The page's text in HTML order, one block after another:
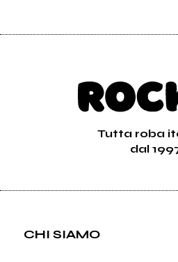
Tutta roba
dal
CHI SIAMO